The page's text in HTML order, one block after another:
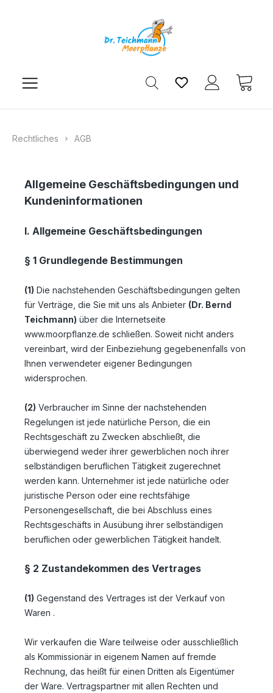
Du hast 0
Rechtliches AGB
Allgemeine Geschäftsbedingungen und
Kundeninformationen
I. Allgemeine Geschäftsbedingungen
§ 1 Grundlegende Bestimmungen
(1) Die nachstehenden Geschäftsbedingungen gelten
für Verträge, die Sie mit uns als Anbieter (Dr. Bernd
Teichmann) über die Internetseite
www.moorpflanze.de schließen. Soweit nicht anders
vereinbart, wird der Einbeziehung gegebenenfalls von
Ihnen verwendeter eigener Bedingungen
widersprochen.
(2) Verbraucher im Sinne der nachstehenden
Regelungen ist jede natürliche Person, die ein
Rechtsgeschäft zu Zwecken abschließt, die
überwiegend weder ihrer gewerblichen noch ihrer
selbständigen beruflichen Tätigkeit zugerechnet
werden kann. Unternehmer ist jede natürliche oder
juristische Person oder eine rechtsfähige
Personengesellschaft, die bei Abschluss eines
Rechtsgeschäfts in Ausübung ihrer selbständigen
beruflichen oder gewerblichen Tätigkeit handelt.
§ 2 Zustandekommen des Vertrages
(1) Gegenstand des Vertrages ist der Verkauf von
Waren .
Wir verkaufen die Ware teilweise oder ausschließlich
als Kommissionär in eigenem Namen auf fremde
Rechnung, das heißt für einen Dritten als Eigentümer
der Ware. Vertragspartner mit allen Rechten und